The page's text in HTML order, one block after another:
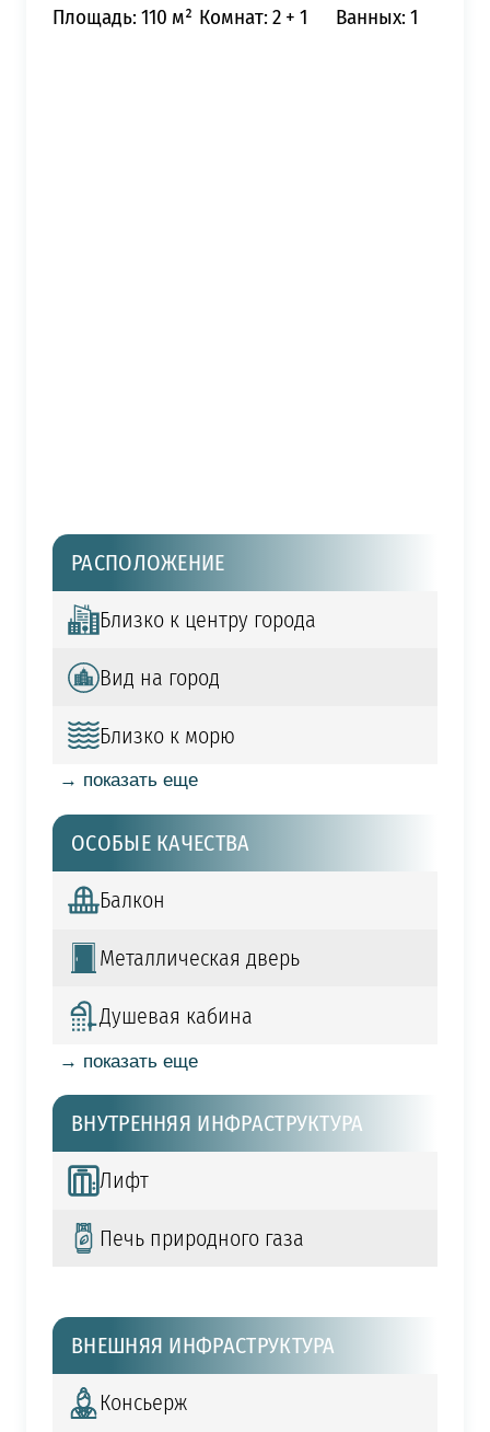
Площадь: 110 м² Комнат: 2 + 1 Ванных: 1
РАСПОЛОЖЕНИЕ
Близко к центру города
Вид на город
Близко к морю
→ показать еще
ОСОБЫЕ КАЧЕСТВА
Балкон
Металлическая дверь
Душевая кабина
→ показать еще
ВНУТРЕННЯЯ ИНФРАСТРУКТУРА
Лифт
Печь природного газа
ВНЕШНЯЯ ИНФРАСТРУКТУРА
Консьерж